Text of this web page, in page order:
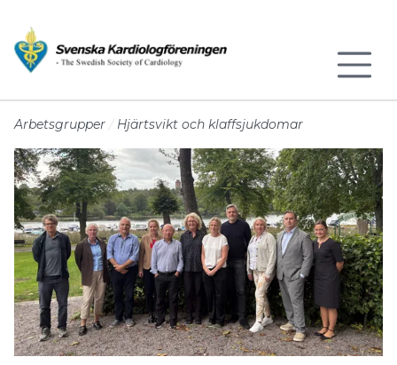
Arbetsgrupper Hjärtsvikt och klaffsjukdomar